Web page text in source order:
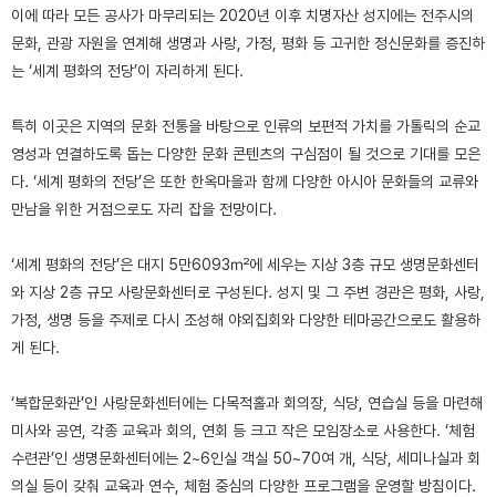
이에 따라 모든 공사가 마무리되는 2020년 이후 치명자산 성지에는 전주시의
문화, 관광 자원을 연계해 생명과 사랑, 가정, 평화 등 고귀한 정신문화를 증진하
는 ‘세계 평화의 전당’이 자리하게 된다.
특히 이곳은 지역의 문화 전통을 바탕으로 인류의 보편적 가치를 가톨릭의 순교
영성과 연결하도록 돕는 다양한 문화 콘텐츠의 구심점이 될 것으로 기대를 모은
다. ‘세계 평화의 전당’은 또한 한옥마을과 함께 다양한 아시아 문화들의 교류와
만남을 위한 거점으로도 자리 잡을 전망이다.
‘세계 평화의 전당’은 대지 5만6093㎡에 세우는 지상 3층 규모 생명문화센터
와 지상 2층 규모 사랑문화센터로 구성된다. 성지 및 그 주변 경관은 평화, 사랑,
가정, 생명 등을 주제로 다시 조성해 야외집회와 다양한 테마공간으로도 활용하
게 된다.
‘복합문화관’인 사랑문화센터에는 다목적홀과 회의장, 식당, 연습실 등을 마련해
미사와 공연, 각종 교육과 회의, 연회 등 크고 작은 모임장소로 사용한다. ‘체험
수련관’인 생명문화센터에는 2~6인실 객실 50~70여 개, 식당, 세미나실과 회
의실 등이 갖춰 교육과 연수, 체험 중심의 다양한 프로그램을 운영할 방침이다.